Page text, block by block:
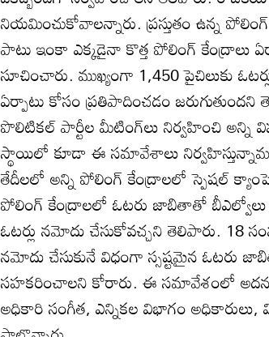
నియమించుకోవాలన్నారు. ప్రస్తుతం ఉన్న
పాటు ఇంకా ఎక్కడైనా కొత్త పోలింగ్‌
సూచించారు. ముఖ్యంగా 1,450 పైచిలుకు
ఏర్పాటు కోసం ప్రతిపాదించడం
పొలిటికల్‌ పార్టీల మీటింగ్‌లు నిర్వహించి అన్ని
స్థాయిలో కూడా ఈ సమావేశాలు
తేదీలలో అన్ని పోలింగ్‌ కేంద్రాలలో స్పెషల్‌
పోలింగ్‌ కేంద్రాలలో ఓటరు జాబితాతో
ఓటర్లు నమోదు చేసుకోవచ్చని తెలిపారు. 18
నమోదు చేసుకునే విధంగా స్సష్టమైన ఓటరు
సహకరించాలని కోరారు. ఈ సమావేశంలో
అధికారి సంగీత, ఎన్నికల విభాగం అధికారులు,